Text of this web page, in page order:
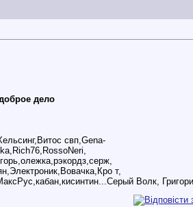
дело
свп,Gena-
т,
Волк,